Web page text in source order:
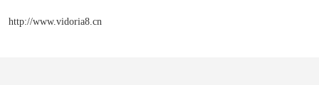
http://www.vidoria8.cn